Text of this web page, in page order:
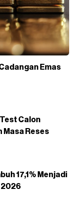
Emas
Calon
Masa Reses
17,1% Menjadi
2026